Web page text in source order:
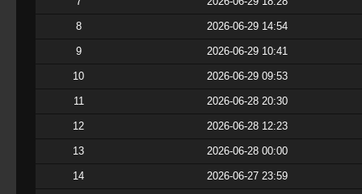
8 2026-06-29 14:54
9 2026-06-29 10:41
10 2026-06-29 09:53
11 2026-06-28 20:30
12 2026-06-28 12:23
13 2026-06-28 00:00
14 2026-06-27 23:59